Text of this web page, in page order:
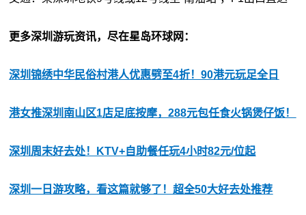
更多深圳游玩资讯，尽在星岛环球网：
深圳锦绣中华民俗村港人优惠劈至4折！90港元玩足全日
港女推深圳南山区1店足底按摩，288元包任食火锅煲仔饭！
深圳周末好去处！KTV+自助餐任玩4小时82元/位起
深圳一日游攻略，看这篇就够了！超全50大好去处推荐